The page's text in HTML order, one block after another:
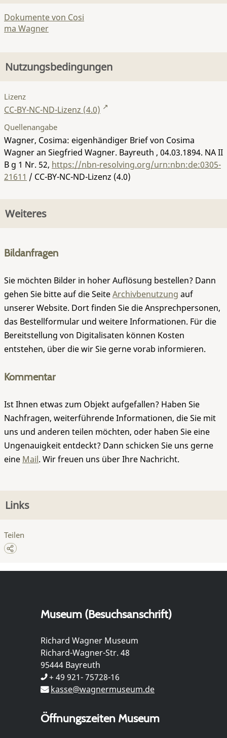
Dokumente von Cosi
ma Wagner
Nutzungsbedingungen
Lizenz
CC-BY-NC-ND-Lizenz (4.0)
Quellenangabe
Wagner, Cosima: eigenhändiger Brief von Cosima
Wagner an Siegfried Wagner. Bayreuth , 04.03.1894. NA II
B g 1 Nr. 52, https://nbn-resolving.org/urn:nbn:de:0305-
21611 / CC-BY-NC-ND-Lizenz (4.0)
Weiteres
Bildanfragen
Sie möchten Bilder in hoher Auflösung bestellen? Dann
gehen Sie bitte auf die SeiteArchivbenutzung auf
unserer Website. Dort finden Sie die Ansprechpersonen,
das Bestellformular und weitere Informationen. Für die
Bereitstellung von Digitalisaten können Kosten
entstehen, über die wir Sie gerne vorab informieren.
Kommentar
Ist Ihnen etwas zum Objekt aufgefallen? Haben Sie
Nachfragen, weiterführende Informationen, die Sie mit
uns und anderen teilen möchten, oder haben Sie eine
Ungenauigkeit entdeckt? Dann schicken Sie uns gerne
eine Mail. Wir freuen uns über Ihre Nachricht.
Links
Teilen
Museum (Besuchsanschrift)
Richard Wagner Museum
Richard-Wagner-Str. 48
95444 Bayreuth
+ 49 921- 75728-16
kasse@wagnermuseum.de
Öffnungszeiten Museum